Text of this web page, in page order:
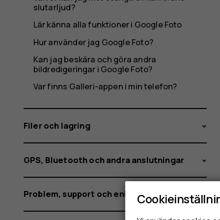
foton
slutarljud?
Lär känna alla funktioner i Google Foto
Hur använder jag Google Foto?
Kan jag beskära och göra andra
bildredigeringar i Google Foto?
Var finns Galleri-appen i min telefon?
Filer och lagring
GPS, Bluetooth och andra anslutningar
Problem, support och enhetsinformation